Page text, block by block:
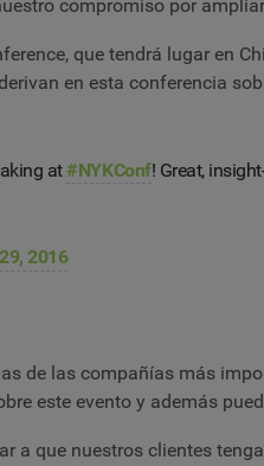
compromiso por
que tendrá lugar en
en esta conferencia
at#NYKConf! Great,
2016
de las compañías más
este evento y además
a que nuestros clientes